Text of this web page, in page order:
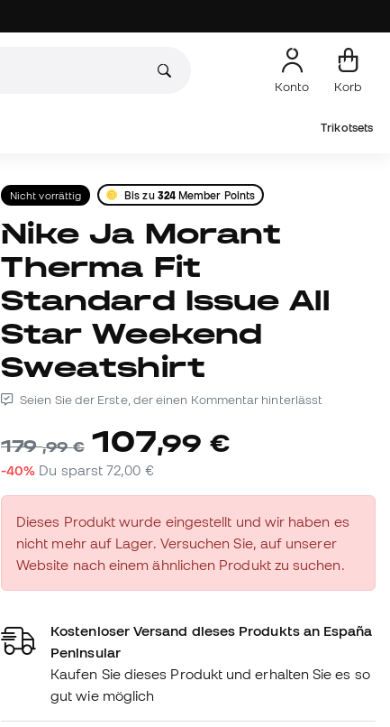
Konto Korb
Trikotsets
Nicht vorrättig Bis zu 324Member Points
Nike Ja Morant
Therma Fit
Standard Issue All
Star Weekend
Sweatshirt
Seien Sie der Erste, der einen Kommentar hinterlässt
179,99 € 107,99 €
-40% Du sparst72,00 €
Dieses Produkt wurde eingestellt und wir haben es
nicht mehr auf Lager. Versuchen Sie, auf unserer
Website nach einem ähnlichen Produkt zu suchen.
Kostenloser Versand dieses Produkts an España
Peninsular
Kaufen Sie dieses Produkt und erhalten Sie es so
gut wie möglich